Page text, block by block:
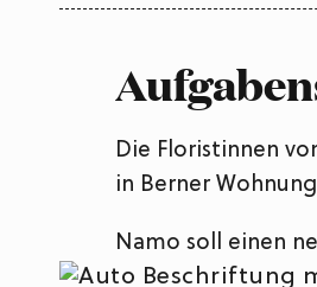
Die Floristinnen
in Berner
Namo soll einen